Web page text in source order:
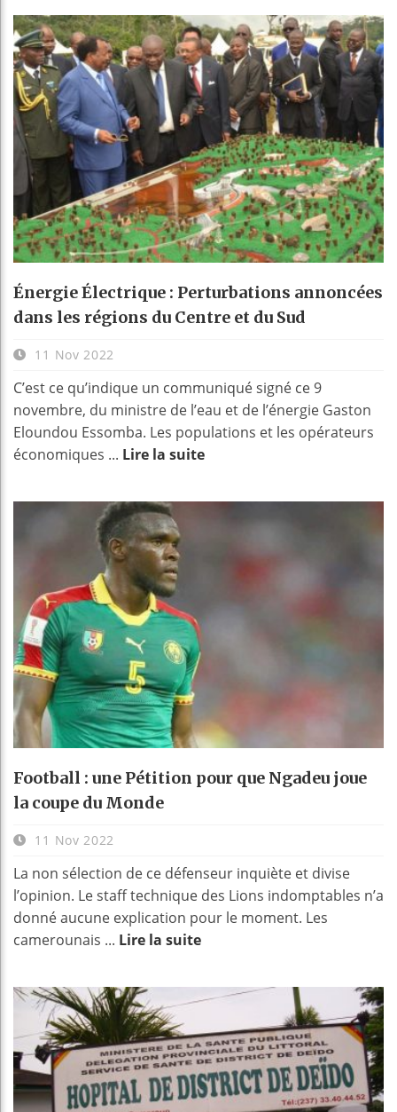
Énergie Électrique : Perturbations annoncées
dans les régions du Centre et du Sud
11 Nov 2022
C’est ce qu’indique un communiqué signé ce 9
novembre, du ministre de l’eau et de l’énergie Gaston
Eloundou Essomba. Les populations et les opérateurs
économiques ... Lire la suite
Football : une Pétition pour que Ngadeu joue
la coupe du Monde
11 Nov 2022
La non sélection de ce défenseur inquiète et divise
l’opinion. Le staff technique des Lions indomptables n’a
donné aucune explication pour le moment. Les
camerounais ... Lire la suite